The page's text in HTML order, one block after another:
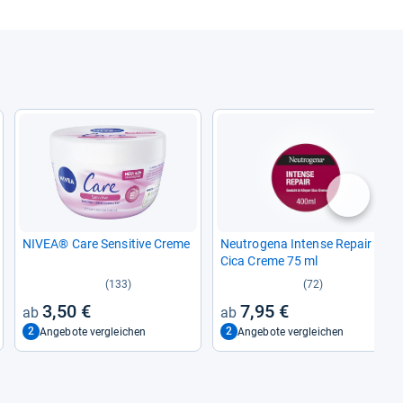
NIVEA® Care Sen­si­tive Creme
(133)
3,50 €
2 Angebote vergleichen
Neu­tro­gena Intense Repair
Cica Creme 75 ml
(72)
7,95 €
2 Angebote vergleichen
nächste